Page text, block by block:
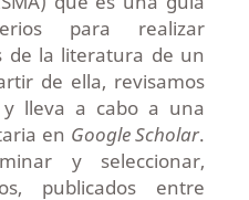
para realizar
de la literatura de un
de ella, revisamos
y lleva a cabo a una
en Google Scholar.
y seleccionar,
publicados entre